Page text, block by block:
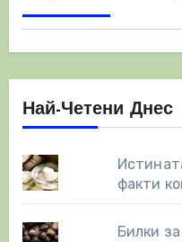
Най-Четени Днес
факти
Билки